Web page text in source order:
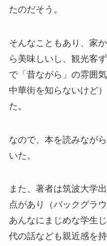
たのだそう。
そんなこともあり、家
ら美味しいし、観光客
で「昔ながら」の雰囲
中華街を知らないけど
た。
なので、本を読みなが
いた。
また、著者は筑波大学
点があり（バックグラ
あんなにまじめな学生
代の話なども親近感を持